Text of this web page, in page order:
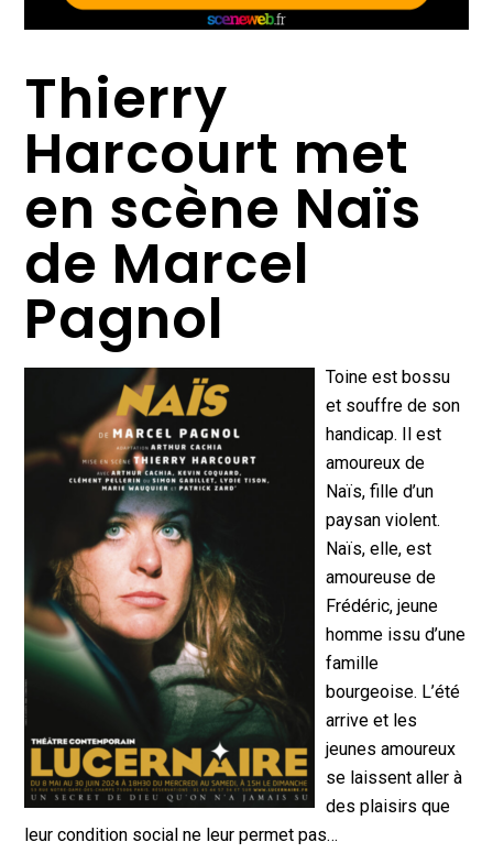
Thierry
Harcourt met
en scène Naïs
de Marcel
Pagnol
Toine est bossu
et souffre de son
handicap. Il est
amoureux de
Naïs, fille d’un
paysan violent.
Naïs, elle, est
amoureuse de
Frédéric, jeune
homme issu d’une
famille
bourgeoise. L’été
arrive et les
jeunes amoureux
se laissent aller à
des plaisirs que
leur condition social ne leur permet pas…